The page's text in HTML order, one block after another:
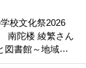
校文化祭2026
南陀楼 綾繁さん
図書館～地域の
ために」